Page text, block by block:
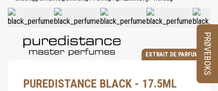
EXTRAIT DE PARFUM
PUREDISTANCE BLACK - 17.5ML
PRØVEBOKS